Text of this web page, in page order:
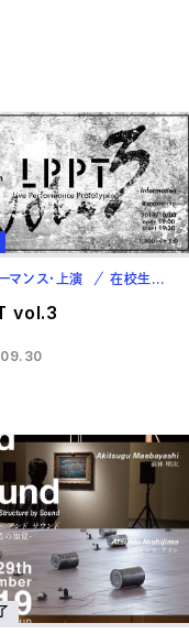
業生
マンス・上演 在校生
vol.3